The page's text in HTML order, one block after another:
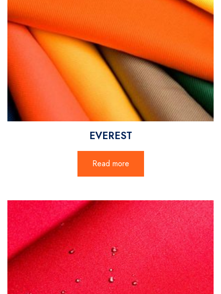
EVEREST
Read more